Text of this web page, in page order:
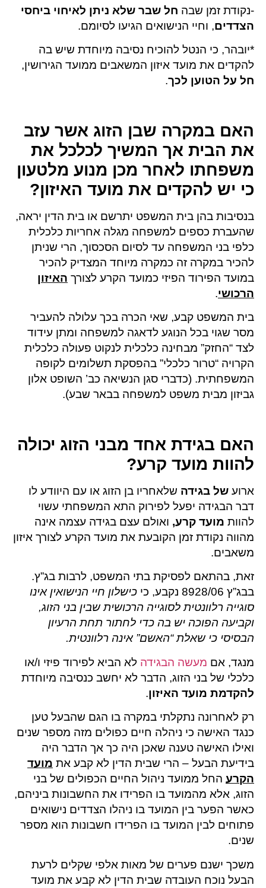
-נקודת זמן שבה חל שבר שלא ניתן לאיחוי ביחסי
הצדדים, וחיי הנישואים הגיעו לסיומם.
*יובהר, כי הנטל להוכיח נסיבה מיוחדת שיש בה
להקדים את מועד איזון המשאבים ממועד הגירושין,
חל על הטוען לכך.
האם במקרה שבן הזוג אשר עזב
את הבית אך המשיך לכלכל את
משפחתו לאחר מכן מנוע מלטעון
כי יש להקדים את מועד האיזון?
בנסיבות בהן בית המשפט יתרשם או בית הדין יראה,
שהעברת כספים למשפחה מגלה אחריות כלכלית
כלפי בני המשפחה עד לסיום הסכסוך, הרי שניתן
להכיר במקרה זה כמקרה מיוחד המצדיק להכיר
במועד הפירוד הפיזי כמועד הקרע לצורך האיזון
הרכושי.
בית המשפט קבע, שאי הכרה בכך עלולה להעביר
מסר שגוי בכל הנוגע לדאגה למשפחה ומתן עידוד
לצד “החזק” מבחינה כלכלית לנקוט פעולה כלכלית
הקרויה “טרור כלכלי” בהפסקת תשלומים לקופה
המשפחתית. (כדברי סגן הנשיאה כב’ השופט אלון
גביזון מבית משפט למשפחה בבאר שבע).
האם בגידת אחד מבני הזוג יכולה
להוות מועד קרע?
ארוע של בגידה שלאחריו בן הזוג או עם היוודע לו
דבר הבגידה יפעל לפירוק התא המשפחתי עשוי
להוות מועד קרע, ואולם עצם בגידה עצמה אינה
מהווה נקודת זמן הקובעת את מועד הקרע לצורך איזון
משאבים.
זאת, בהתאם לפסיקת בתי המשפט, לרבות בג”ץ.
בבג”ץ 8928/06 נקבע, כי
כישלון חיי הנישואין אינו
סוגייה רלוונטית לסוגייה הרכושית שבין בני הזוג,
וקביעה הפוכה יש בה כדי לחתור תחת הרעיון
הבסיסי כי שאלת “האשם” אינה רלוונטית.
מנגד, אם מעשה הבגידה לא הביא לפירוד פיזי ו/או
כלכלי של בני הזוג, הדבר לא יחשב כנסיבה מיוחדת
להקדמת מועד האיזון.
רק לאחרונה נתקלתי במקרה בו הגם שהבעל טען
כנגד האישה כי ניהלה חיים כפולים מזה מספר שנים
ואילו האישה טענה שאכן היה כך אך הדבר היה
בידיעת הבעל – הרי שבית הדין לא קבע את מועד
הקרע החל ממועד ניהול החיים הכפולים של בני
הזוג, אלא מהמועד בו הפרידו את החשבונות ביניהם,
כאשר הפער בין המועד בו ניהלו הצדדים נישואים
פתוחים לבין המועד בו הפרידו חשבונות הוא מספר
שנים.
משכך ישנם פערים של מאות אלפי שקלים לרעת
הבעל נוכח העובדה שבית הדין לא קבע את מועד